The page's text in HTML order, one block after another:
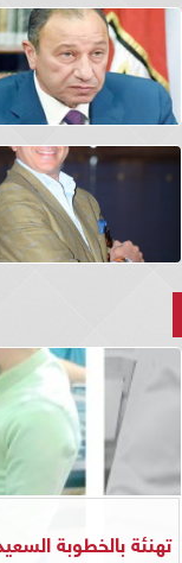
تهنئة بالخطوبة